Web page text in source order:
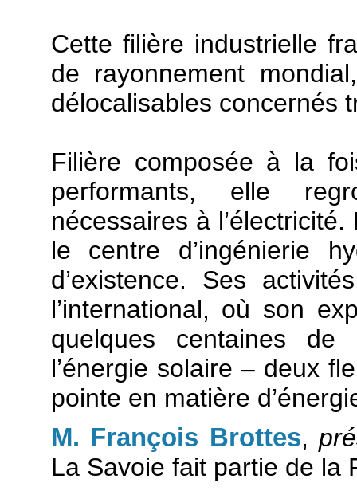
Cette filière industrielle
de rayonnement
délocalisables concernés
Filière composée à la
performants, elle
nécessaires à
le centre d’ingénierie
d’existence. Ses
l’international, où son
quelques centaines
l’énergie solaire – deux
pointe en matière
M. François Brottes,
La Savoie fait partie de la